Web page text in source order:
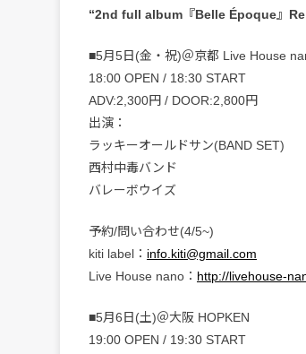
“2nd full album『Belle Époque』
■5月5日(金・祝)＠京都 Live House
18:00 OPEN / 18:30 START
ADV:2,300円 / DOOR:2,800円
出演：
ラッキーオールドサン(BAND SET)
西村中毒バンド
バレーボウイズ
予約/問い合わせ(4/5~)
kiti label： info.kiti@gmail.com
Live House nano： http://livehouse-
■5月6日(土)＠大阪 HOPKEN
19:00 OPEN / 19:30 START